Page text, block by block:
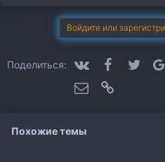
Войдите или
Поделиться: VK Facebook
Электронная
Похожие темы